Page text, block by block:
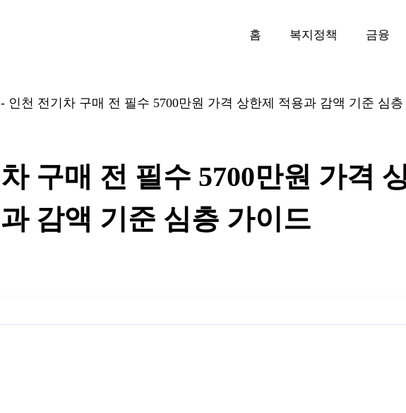
홈 복지정책 금융
- 인천 전기차 구매 전 필수 5700만원 가격 상한제 적용과 감액 기준 심층
구매 전 필수 5700만원 가격
감액 기준 심층 가이드